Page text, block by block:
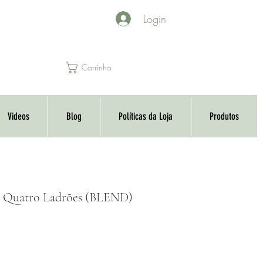
Login
Carrinho
Videos Blog Políticas da Loja Produtos
Quatro Ladrões (BLEND)